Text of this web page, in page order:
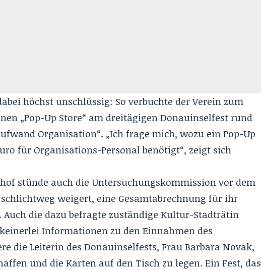
höchst unschlüssig: So verbuchte der Verein zum
„Pop-Up Store“ am dreitägigen Donauinselfest rund
Organisation“. „Ich frage mich, wozu ein Pop-Up
für Organisations-Personal benötigt“, zeigt sich
stünde auch die Untersuchungskommission vor dem
schlichtweg weigert, eine Gesamtabrechnung für ihr
Auch die dazu befragte zuständige Kultur-Stadträtin
Informationen zu den Einnahmen des
die Leiterin des Donauinselfests, Frau Barbara Novak,
und die Karten auf den Tisch zu legen. Ein Fest, das